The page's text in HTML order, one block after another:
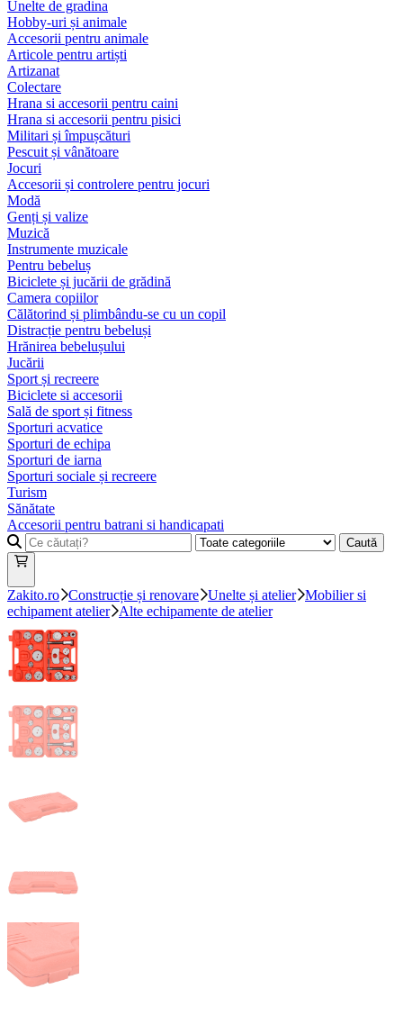
Unelte de gradina
Hobby-uri și animale
Accesorii pentru animale
Articole pentru artiști
Artizanat
Colectare
Hrana si accesorii pentru caini
Hrana si accesorii pentru pisici
Militari și împușcături
Pescuit și vânătoare
Jocuri
Accesorii și controlere pentru jocuri
Modă
Genți și valize
Muzică
Instrumente muzicale
Pentru bebeluș
Biciclete și jucării de grădină
Camera copiilor
Călătorind și plimbându-se cu un copil
Distracție pentru bebeluși
Hrănirea bebelușului
Jucării
Sport și recreere
Biciclete si accesorii
Sală de sport și fitness
Sporturi acvatice
Sporturi de echipa
Sporturi de iarna
Sporturi sociale și recreere
Turism
Sănătate
Accesorii pentru batrani si handicapati
Caută
Zakito.ro Construcție și renovare Unelte și atelier Mobilier si
echipament atelier
Alte echipamente de atelier